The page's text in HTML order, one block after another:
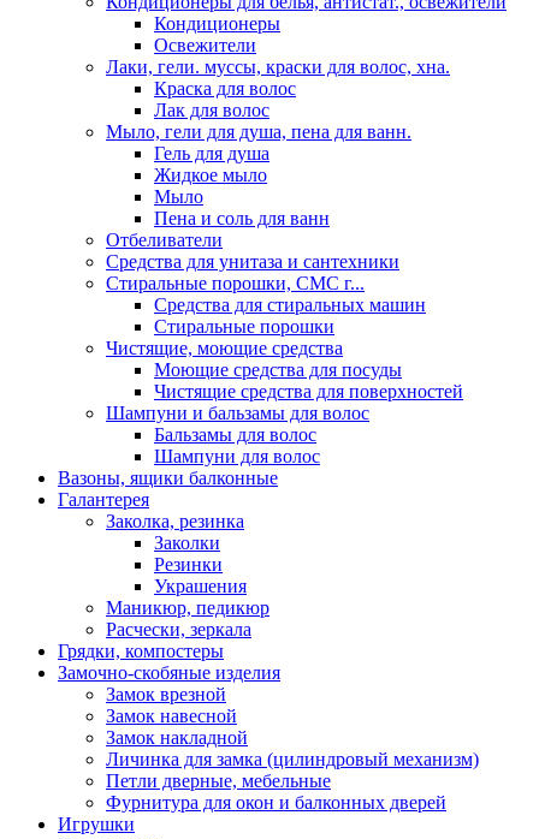
Кондиционеры
Освежители
Лаки, гели. муссы, краски для волос, хна.
Краска для волос
Лак для волос
Мыло, гели для душа, пена для ванн.
Гель для душа
Жидкое мыло
Мыло
Пена и соль для ванн
Отбеливатели
Средства для унитаза и сантехники
Стиральные порошки, СМС г...
Средства для стиральных машин
Стиральные порошки
Чистящие, моющие средства
Моющие средства для посуды
Чистящие средства для поверхностей
Шампуни и бальзамы для волос
Бальзамы для волос
Шампуни для волос
Вазоны, ящики балконные
Галантерея
Заколка, резинка
Заколки
Резинки
Украшения
Маникюр, педикюр
Расчески, зеркала
Грядки, компостеры
Замочно-скобяные изделия
Замок врезной
Замок навесной
Замок накладной
Личинка для замка (цилиндровый механизм)
Петли дверные, мебельные
Фурнитура для окон и балконных дверей
Игрушки